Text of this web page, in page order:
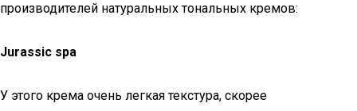
производителей натуральных тональных кремов:
Jurassic spa
У этого крема очень легкая текстура, скорее